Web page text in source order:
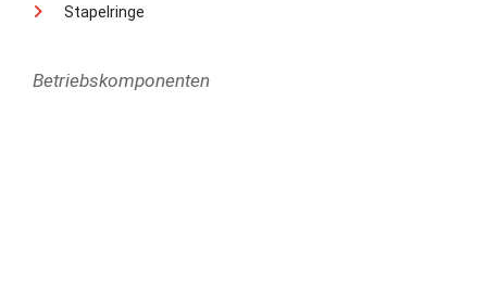
Stapelringe
Betriebskomponenten